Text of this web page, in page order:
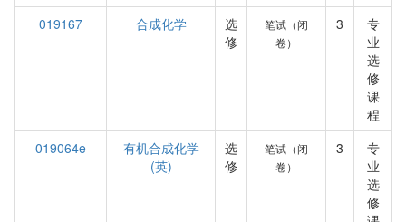
019167
合成化学
选
修
笔试（闭
卷）
3
专
业
选
修
课
程
019064e
有机合成化学
(英)
选
修
笔试（闭
卷）
3
专
业
选
修